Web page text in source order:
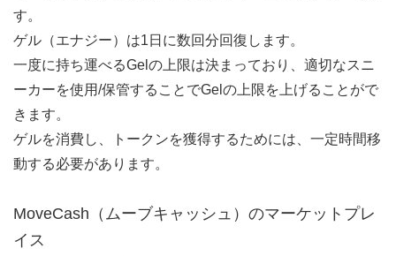
す。
ゲル（エナジー）は1日に数回分回復します。
一度に持ち運べるGelの上限は決まっており、適切なスニ
ーカーを使用/保管することでGelの上限を上げることがで
きます。
ゲルを消費し、トークンを獲得するためには、一定時間移
動する必要があります。
MoveCash（ムーブキャッシュ）のマーケットプレ
イス